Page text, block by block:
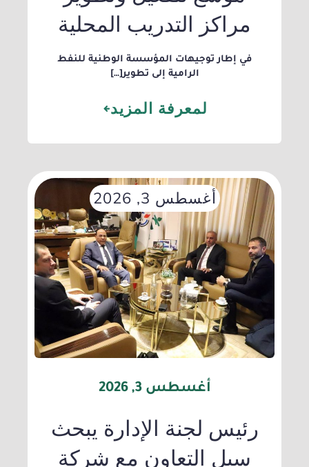
مراكز التدريب المحلية
​في إطار توجيهات المؤسسة الوطنية للنفط
الرامية إلى تطوير[…]
لمعرفة المزيد
أغسطس 3, 2026
أغسطس 3, 2026
رئيس لجنة الإدارة يبحث
سبل التعاون مع شركة